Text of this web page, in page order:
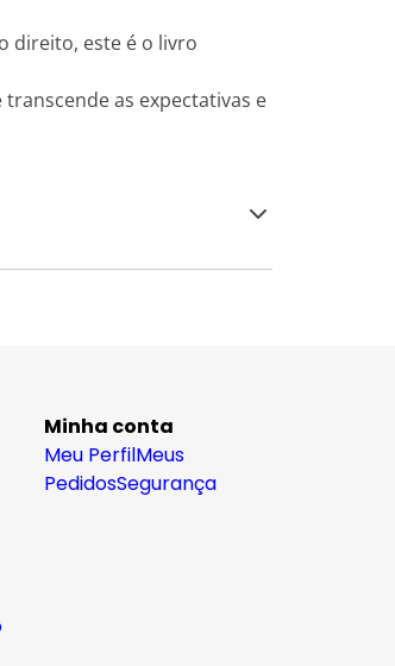
direito, este é o livro
as expectativas e
Minha conta
Meu PerfilMeus
PedidosSegurança